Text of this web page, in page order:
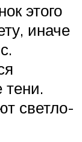
этого
иначе
светло-